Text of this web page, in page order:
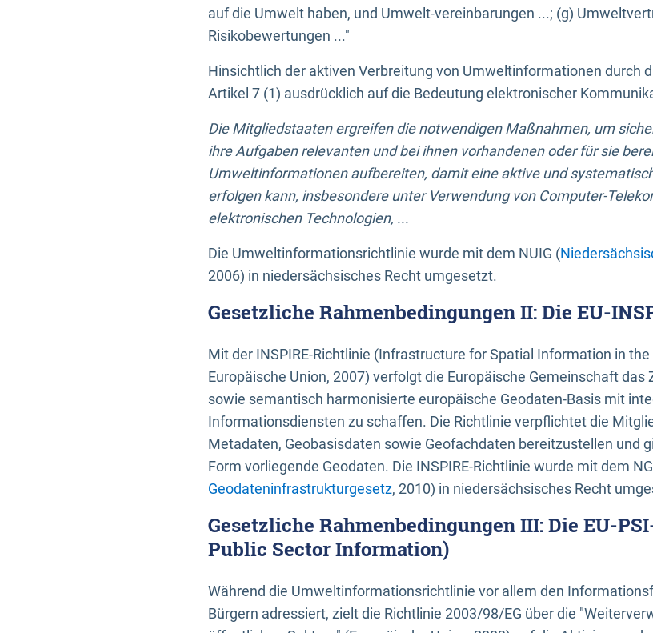
auf die Umwelt haben, und Umwelt-vereinbarungen ...; (g)
Risikobewertungen ..."
Hinsichtlich der aktiven Verbreitung von Umweltinformationen durch
Artikel 7 (1) ausdrücklich auf die Bedeutung elektronischer
Die Mitgliedstaaten ergreifen die notwendigen Maßnahmen, um
ihre Aufgaben relevanten und bei ihnen vorhandenen oder für sie
Umweltinformationen aufbereiten, damit eine aktive und
erfolgen kann, insbesondere unter Verwendung von Computer-
elektronischen Technologien, ...
Die Umweltinformationsrichtlinie wurde mit dem NUIG (
2006) in niedersächsisches Recht umgesetzt.
Gesetzliche Rahmenbedingungen II: Die EU-
Mit der INSPIRE-Richtlinie (Infrastructure for Spatial Information in
Europäische Union, 2007) verfolgt die Europäische Gemeinschaft
sowie semantisch harmonisierte europäische Geodaten-Basis mit
Informationsdiensten zu schaffen. Die Richtlinie verpflichtet die
Metadaten, Geobasisdaten sowie Geofachdaten bereitzustellen und
Form vorliegende Geodaten. Die INSPIRE-Richtlinie wurde mit dem
Geodateninfrastrukturgesetz, 2010) in niedersächsisches Recht
Gesetzliche Rahmenbedingungen III: Die EU-
Public Sector Information)
Während die Umweltinformationsrichtlinie vor allem den
Bürgern adressiert, zielt die Richtlinie 2003/98/EG über die